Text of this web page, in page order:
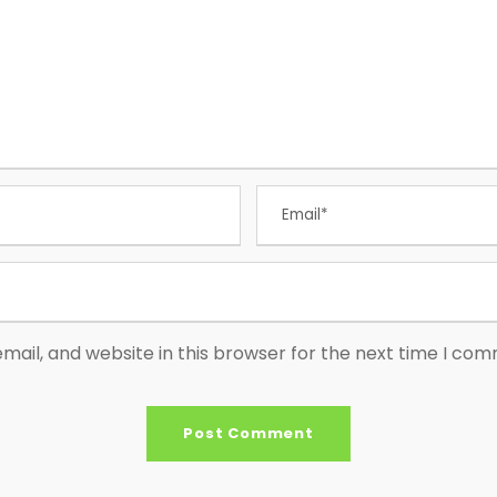
and website in this browser for the next time I